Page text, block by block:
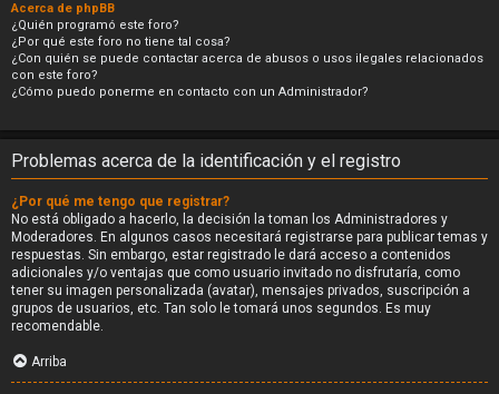
Acerca de phpBB
¿Quién programó este foro?
¿Por qué este foro no tiene tal cosa?
¿Con quién se puede contactar acerca de abusos o usos ilegales relacionados
con este foro?
¿Cómo puedo ponerme en contacto con un Administrador?
Problemas acerca de la identificación y el registro
¿Por qué me tengo que registrar?
No está obligado a hacerlo, la decisión la toman los Administradores y
Moderadores. En algunos casos necesitará registrarse para publicar temas y
respuestas. Sin embargo, estar registrado le dará acceso a contenidos
adicionales y/o ventajas que como usuario invitado no disfrutaría, como
tener su imagen personalizada (avatar), mensajes privados, suscripción a
grupos de usuarios, etc. Tan solo le tomará unos segundos. Es muy
recomendable.
Arriba